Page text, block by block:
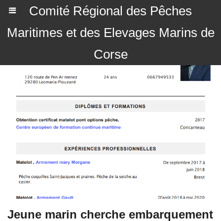
Comité Régional des Pêches
Maritimes et des Elevages Marins de
Corse
Jeune marin cherche embarquement